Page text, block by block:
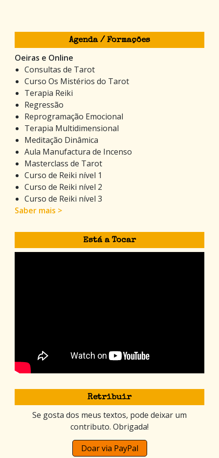
Agenda / Formações
Oeiras e Online
Consultas de Tarot
Curso Os Mistérios do Tarot
Terapia Reiki
Regressão
Reprogramação Emocional
Terapia Multidimensional
Meditação Dinâmica
Aula Manufactura de Incenso
Masterclass de Tarot
Curso de Reiki nível 1
Curso de Reiki nível 2
Curso de Reiki nível 3
Saber mais >
Está a Tocar
Retribuir
Se gosta dos meus textos, pode deixar um
contributo. Obrigada!
Doar via PayPal